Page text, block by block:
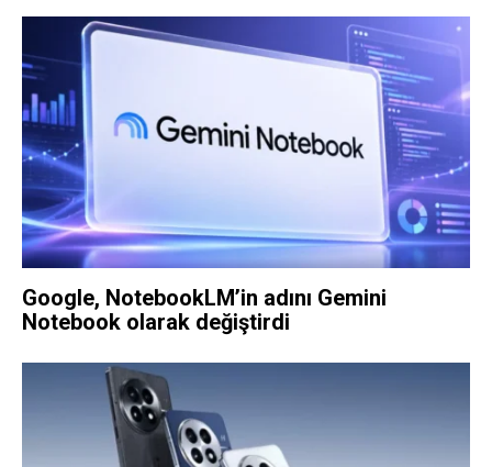
Google, NotebookLM’in adını Gemini
Notebook olarak değiştirdi